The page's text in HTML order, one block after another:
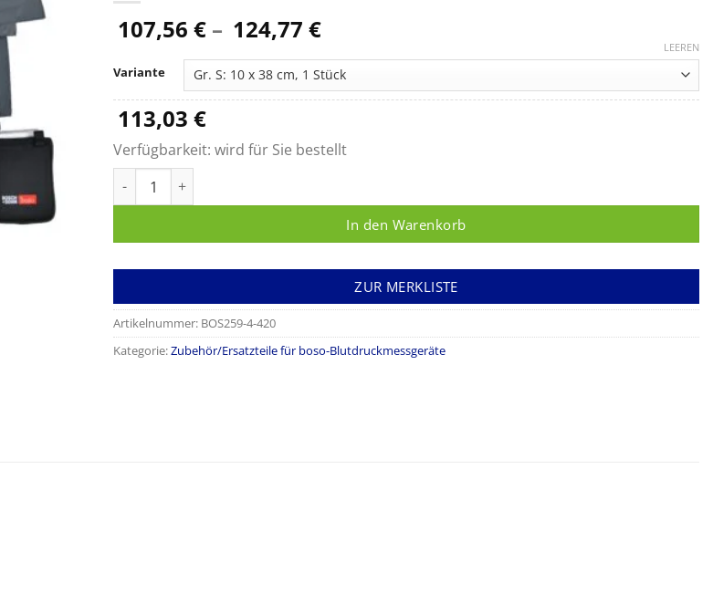
107,56 € – 124,77 €Preisspanne:
bis
124,77 €
Variante
LEEREN
113,03 €
Verfügbarkeit: wird für Sie bestellt
In den Warenkorb
ZUR MERKLISTE
Artikelnummer: BOS259-4-420
Kategorie:Zubehör/Ersatzteile für boso-Blutdruckmessgeräte